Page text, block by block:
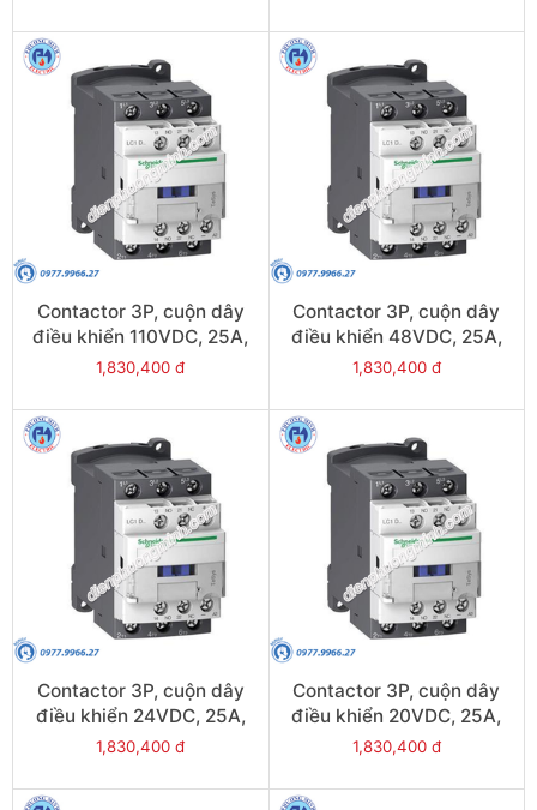
Contactor 3P, cuộn dây
điều khiển 110VDC, 25A,
1N/O, 1N/C - Model
1,830,400 đ
Contactor 3P, cuộn dây
điều khiển 48VDC, 25A,
1N/O, 1N/C - Model
1,830,400 đ
Contactor 3P, cuộn dây
điều khiển 24VDC, 25A,
1N/O, 1N/C - Model
1,830,400 đ
Contactor 3P, cuộn dây
điều khiển 20VDC, 25A,
1N/O, 1N/C - Model
1,830,400 đ